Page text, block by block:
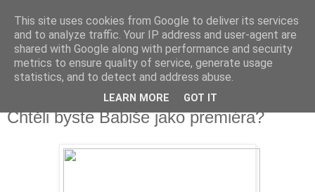
Fakečlánky
Věř všemu co tady vidíš.
úterý 24. října 2017
Chtěli byste Babiše jako premiéra?
This site uses cookies from Google to deliver its services
and to analyze traffic. Your IP address and user-agent are
shared with Google along with performance and security
metrics to ensure quality of service, generate usage
statistics, and to detect and address abuse.
LEARN MORE GOT IT